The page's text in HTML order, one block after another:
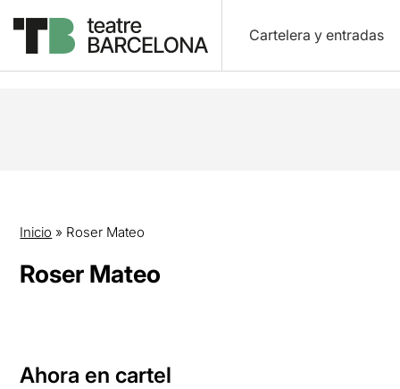
Cartelera y entradas
Inicio » Roser Mateo
Roser Mateo
Ahora en cartel